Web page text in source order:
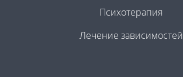
Психотерапия
Лечение зависимостей